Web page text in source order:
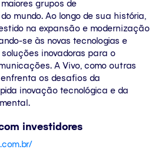
grupos de
mundo. Ao longo de sua história,
na expansão e modernização
se às novas tecnologias e
inovadoras para o
A Vivo, como outras
os desafios da
inovação tecnológica e da
investidores